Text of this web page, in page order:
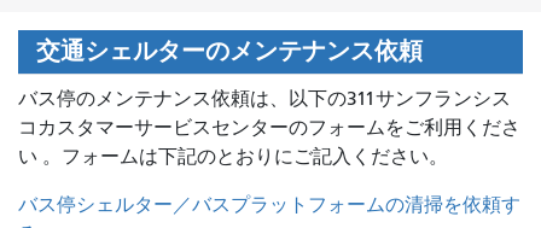
交通シェルターのメンテナンス依頼
バス停のメンテナンス依頼は、 以下の311サンフランシス
コカスタマーサービスセンターのフォームをご利用くださ
い 。フォームは下記のとおりにご記入ください。
バス停シェルター／バスプラットフォームの清掃を依頼す